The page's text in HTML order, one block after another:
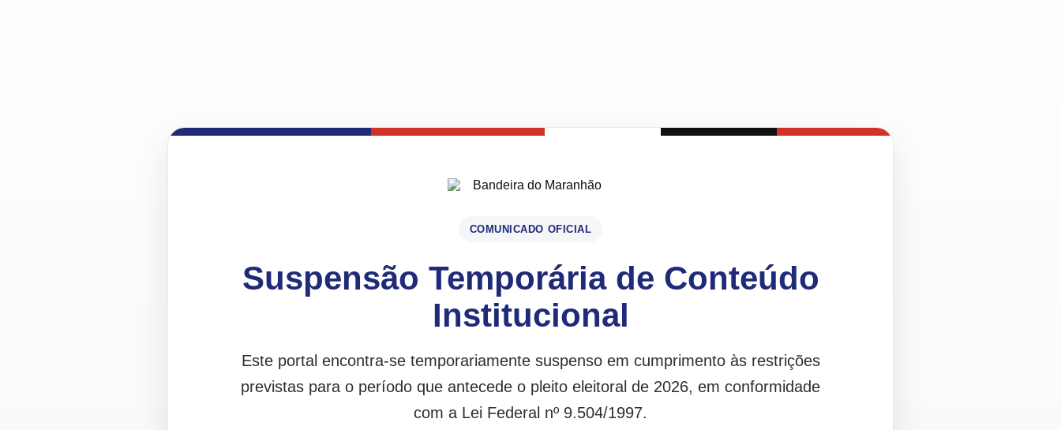
COMUNICADO OFICIAL
Suspensão Temporária de Conteúdo
Institucional
Este portal encontra-se temporariamente suspenso em cumprimento às restrições
previstas para o período que antecede o pleito eleitoral de 2026, em conformidade
com a Lei Federal nº 9.504/1997.